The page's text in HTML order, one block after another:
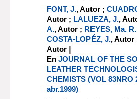
FONT, J., Autor ;
Autor ; LALUEZA, J.,
A., Autor ; REYES, Ma. R.
COSTA-LOPÉZ, J.,
Autor |
EnJOURNAL OF THE
LEATHER
CHEMISTS (VOL 83NRO
abr.1999)